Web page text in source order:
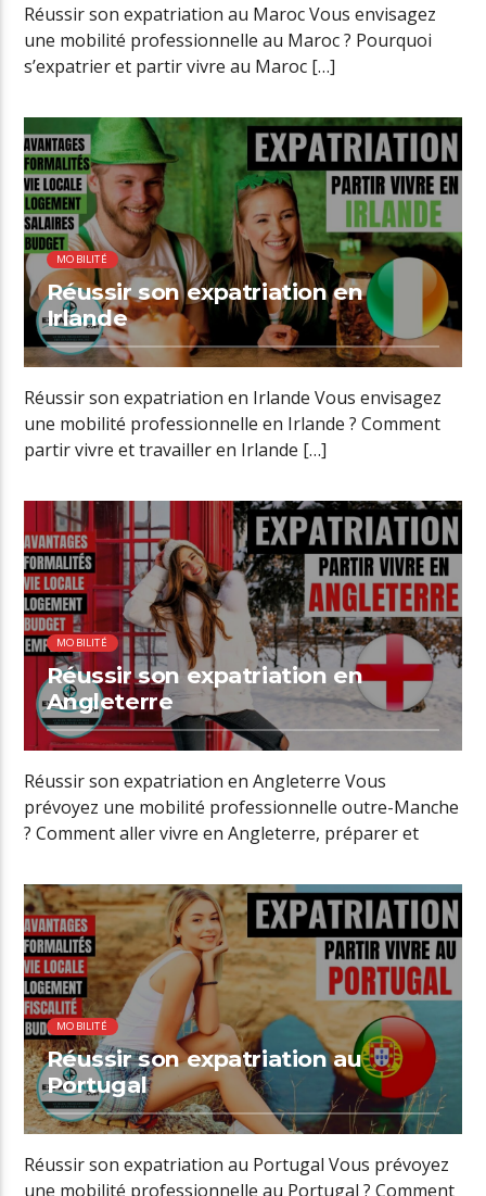
Réussir son expatriation au Maroc Vous envisagez
une mobilité professionnelle au Maroc ? Pourquoi
s’expatrier et partir vivre au Maroc […]
00:26 READ TIME
MOBILITÉ
Réussir son expatriation en
Irlande
Réussir son expatriation en Irlande Vous envisagez
une mobilité professionnelle en Irlande ? Comment
partir vivre et travailler en Irlande […]
00:31 READ TIME
MOBILITÉ
Réussir son expatriation en
Angleterre
Réussir son expatriation en Angleterre Vous
prévoyez une mobilité professionnelle outre-Manche
? Comment aller vivre en Angleterre, préparer et
00:30 READ TIME
MOBILITÉ
Réussir son expatriation au
Portugal
Réussir son expatriation au Portugal Vous prévoyez
une mobilité professionnelle au Portugal ? Comment